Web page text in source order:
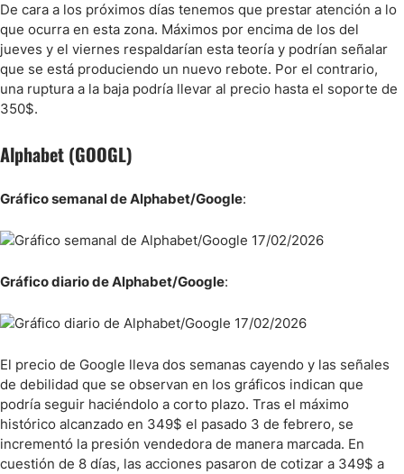
De cara a los próximos días tenemos que prestar atención a lo
que ocurra en esta zona. Máximos por encima de los del
jueves y el viernes respaldarían esta teoría y podrían señalar
que se está produciendo un nuevo rebote. Por el contrario,
una ruptura a la baja podría llevar al precio hasta el soporte de
350$.
Alphabet (GOOGL)
Gráfico semanal de Alphabet/Google:
Gráfico diario de Alphabet/Google:
El precio de Google lleva dos semanas cayendo y las señales
de debilidad que se observan en los gráficos indican que
podría seguir haciéndolo a corto plazo. Tras el máximo
histórico alcanzado en 349$ el pasado 3 de febrero, se
incrementó la presión vendedora de manera marcada. En
cuestión de 8 días, las acciones pasaron de cotizar a 349$ a